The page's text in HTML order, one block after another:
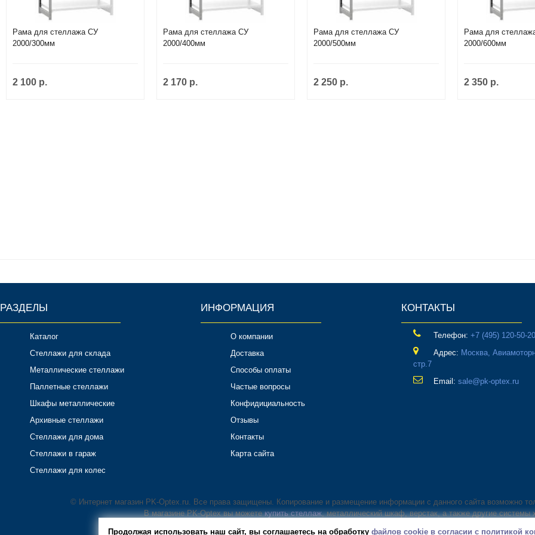
Рама для стеллажа СУ
2000/300мм
2 100 р.
Рама для стеллажа СУ
2000/400мм
2 170 р.
Рама для стеллажа СУ
2000/500мм
2 250 р.
Рама для
2000/600мм
2 350 р.
РАЗДЕЛЫ
Каталог
Стеллажи для склада
Металлические стеллажи
Паллетные стеллажи
Шкафы металлические
Архивные стеллажи
Стеллажи для дома
Стеллажи в гараж
Стеллажи для колес
ИНФОРМАЦИЯ
О компании
Доставка
Способы оплаты
Частые вопросы
Конфидициальность
Отзывы
Контакты
Карта сайта
КОНТАКТЫ
Телефон: ‎+7 (495) 120-50-20
Адрес: Москва,
стр.7
Email: sale@pk-optex.ru
© Интернет магазин PK-Optex.ru. Все права защищены. Копирование и размещение информации с данного сайта возможно
В магазине PK-Optex вы можетекупить стеллаж, металлический шкаф, верстак, а также другие системы
Продолжая использовать наш сайт, вы соглашаетесь на обработку файлов cookie в согласии с политикой